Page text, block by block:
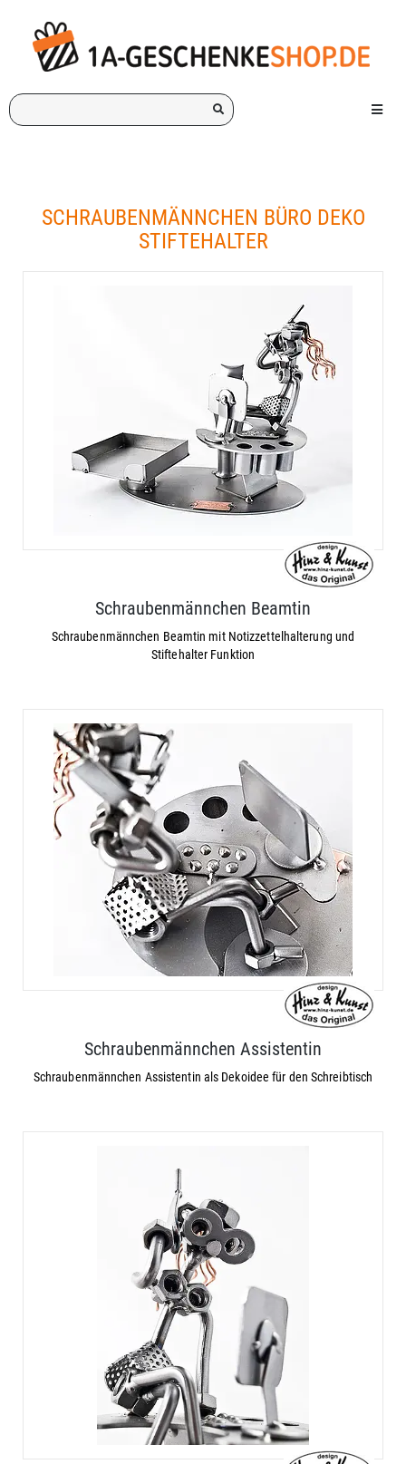
Ich
suche
Menü
SCHRAUBENMÄNNCHEN BÜRO DEKO
STIFTEHALTER
Schraubenmännchen Beamtin
Schraubenmännchen Beamtin mit Notizzettelhalterung und
Stiftehalter Funktion
Schraubenmännchen Assistentin
Schraubenmännchen Assistentin als Dekoidee für den Schreibtisch